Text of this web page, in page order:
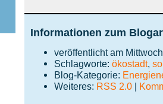
Informationen zum
veröffentlicht am
Schlagworte: ökostadt,
Blog-Kategorie:
Weiteres: RSS 2.0 |